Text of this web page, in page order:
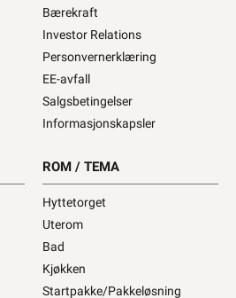
Bærekraft
Investor Relations
Personvernerklæring
EE-avfall
Salgsbetingelser
Informasjonskapsler
ROM / TEMA
Hyttetorget
Uterom
Bad
Kjøkken
Startpakke/Pakkeløsning